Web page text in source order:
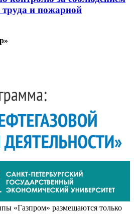
и пожарной
«Газпром» размещаются только